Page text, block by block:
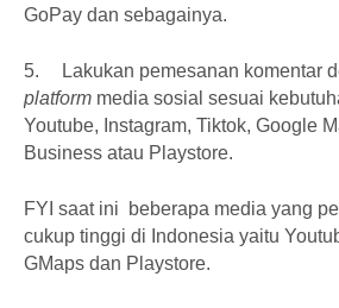
GoPay dan sebagainya.
5.
Lakukan pemesanan komentar
platform media sosial sesuai
Youtube, Instagram, Tiktok, Google
Business atau Playstore.
FYI saat ini beberapa media yang
cukup tinggi di Indonesia yaitu
GMaps dan Playstore.